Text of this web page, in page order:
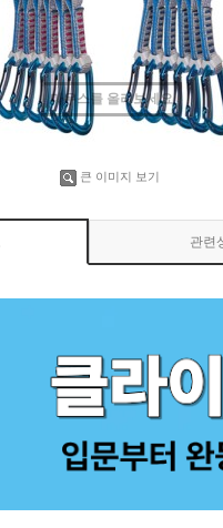
마우스를 올려보세요
큰 이미지 보기
관련